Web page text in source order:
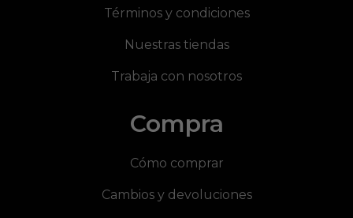
Términos y condiciones
Nuestras tiendas
Trabaja con nosotros
Compra
Cómo comprar
Cambios y devoluciones